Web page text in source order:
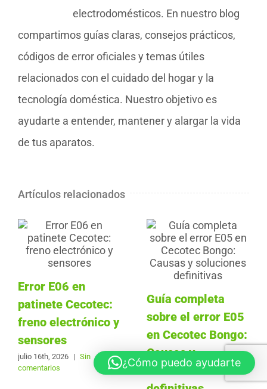
electrodomésticos. En nuestro blog
compartimos guías claras, consejos prácticos,
códigos de error oficiales y temas útiles
relacionados con el cuidado del hogar y la
tecnología doméstica. Nuestro objetivo es
ayudarte a entender, mantener y alargar la vida
de tus aparatos.
Artículos relacionados
Error E06 en
patinete Cecotec:
freno electrónico y
sensores
julio 16th, 2026 | Sin
comentarios
Guía completa
sobre el error E05
en Cecotec Bongo:
Causas y
soluciones
¿Cómo puedo ayudarte